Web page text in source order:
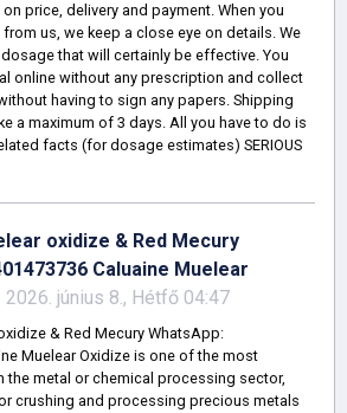
price, delivery and payment. When you
us, we keep a close eye on details. We
that will certainly be effective. You
online without any prescription and collect
having to sign any papers. Shipping
a maximum of 3 days. All you have to do is
facts (for dosage estimates) SERIOUS
oxidize & Red Mecury
Caluaine Muelear
2026. június 8., Hétfő 04:47
& Red Mecury WhatsApp:
Muelear Oxidize is one of the most
the metal or chemical processing sector,
crushing and processing precious metals